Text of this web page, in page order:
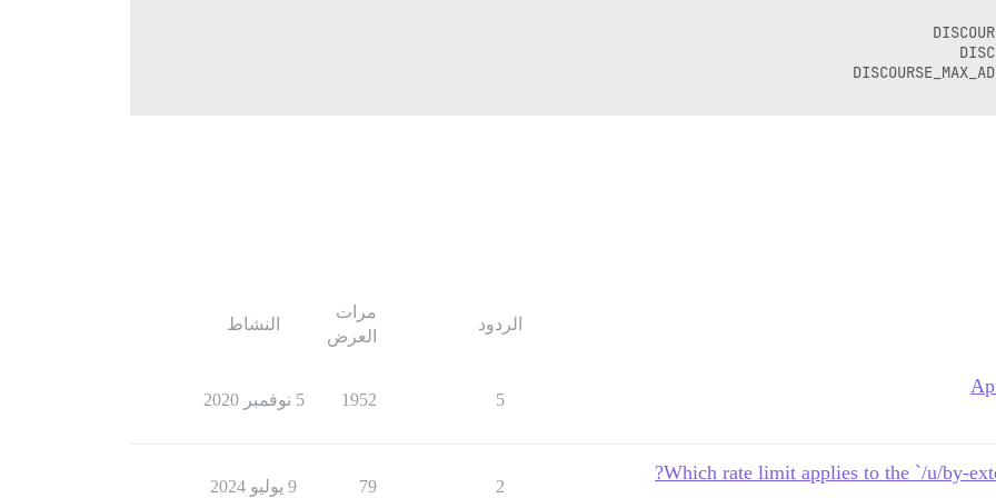
الردود
مرات
العرض
النشاط
5
1952 5 نوفمبر 2020
Which rate limit applies to the `/u/by-
2
79 9 يوليو 2024